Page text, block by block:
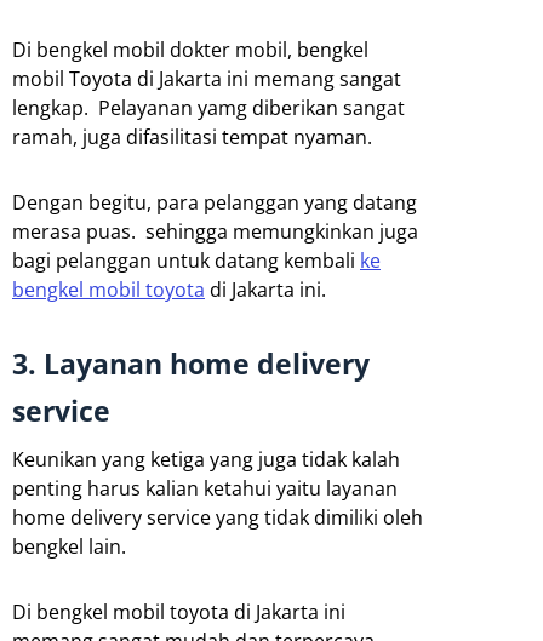
Di bengkel mobil dokter mobil, bengkel
mobil Toyota di Jakarta ini memang sangat
lengkap. Pelayanan yamg diberikan sangat
ramah, juga difasilitasi tempat nyaman.
Dengan begitu, para pelanggan yang datang
merasa puas. sehingga memungkinkan juga
bagi pelanggan untuk datang kembali ke
bengkel mobil toyota di Jakarta ini.
3. Layanan home delivery
service
Keunikan yang ketiga yang juga tidak kalah
penting harus kalian ketahui yaitu layanan
home delivery service yang tidak dimiliki oleh
bengkel lain.
Di bengkel mobil toyota di Jakarta ini